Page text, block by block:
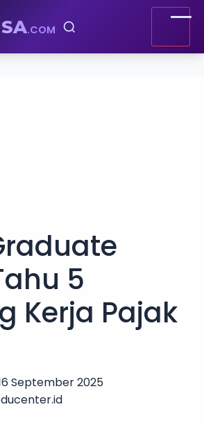
.COM
5
Kerja Pajak
September 2025